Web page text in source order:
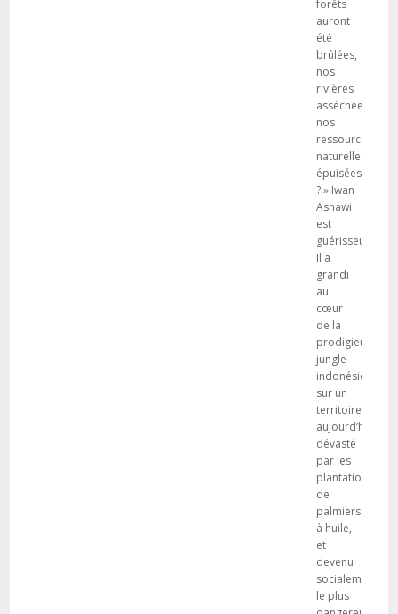
forêts
auront
été
brûlées,
nos
rivières
asséchées,
nos
ressources
naturelles
épuisées
? » Iwan
Asnawi
est
guérisseur.
Il a
grandi
au
cœur
de la
prodigieuse
jungle
indonésienne,
sur un
territoire
aujourd’hui
dévasté
par les
plantations
de
palmiers
à huile,
et
devenu
socialement
le plus